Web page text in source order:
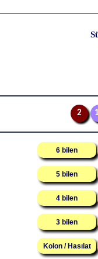
2
6 bilen
5 bilen
4 bilen
3 bilen
Kolon / Hasılat